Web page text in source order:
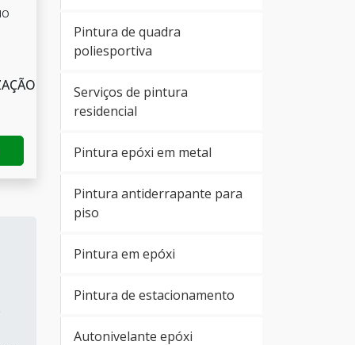
Pintura de quadra
poliesportiva
Serviços de pintura
residencial
Pintura epóxi em metal
Pintura antiderrapante para
piso
Pintura em epóxi
Pintura de estacionamento
Autonivelante epóxi